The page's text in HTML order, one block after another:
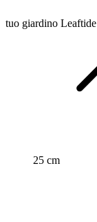
tuo giardino Leaftide
25 cm